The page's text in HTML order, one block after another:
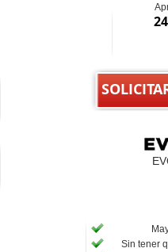
Sin tener